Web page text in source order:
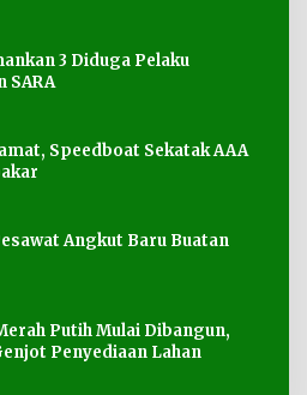
3 Diduga Pelaku
SARA
Speedboat Sekatak AAA
Angkut Baru Buatan
Putih Mulai Dibangun,
Penyediaan Lahan